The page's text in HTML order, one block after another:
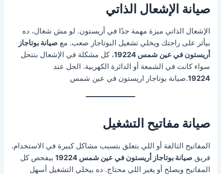
صيانة الإشعال الذاتي
الإشعال الذاتي ميزة مهمة جدًا في أريستون. لو مش شغال، ده
بيأثر على راحتك ويخلي تشغيل البوتاجاز صعب. معصيانة بوتاجاز
أريستون في عين شمس 19224
، كل مشكلة في الإشعال بتتحل
سواء كانت في الشمعة أو الدائرة الكهربية. الحل عند
19224.صيانة بوتاجاز اريستون في عين شمس
صيانة مفاتيح التشغيل
المفاتيح التالفة أو اللي بتعلق بتسبب مشاكل كبيرة في الاستخدام.
فريقصيانة بوتاجاز أريستون في عين شمس 19224
بيفحص كل
المفاتيح ويصلح أو يغير اللي محتاج. ده بيخلي التشغيل أسهل